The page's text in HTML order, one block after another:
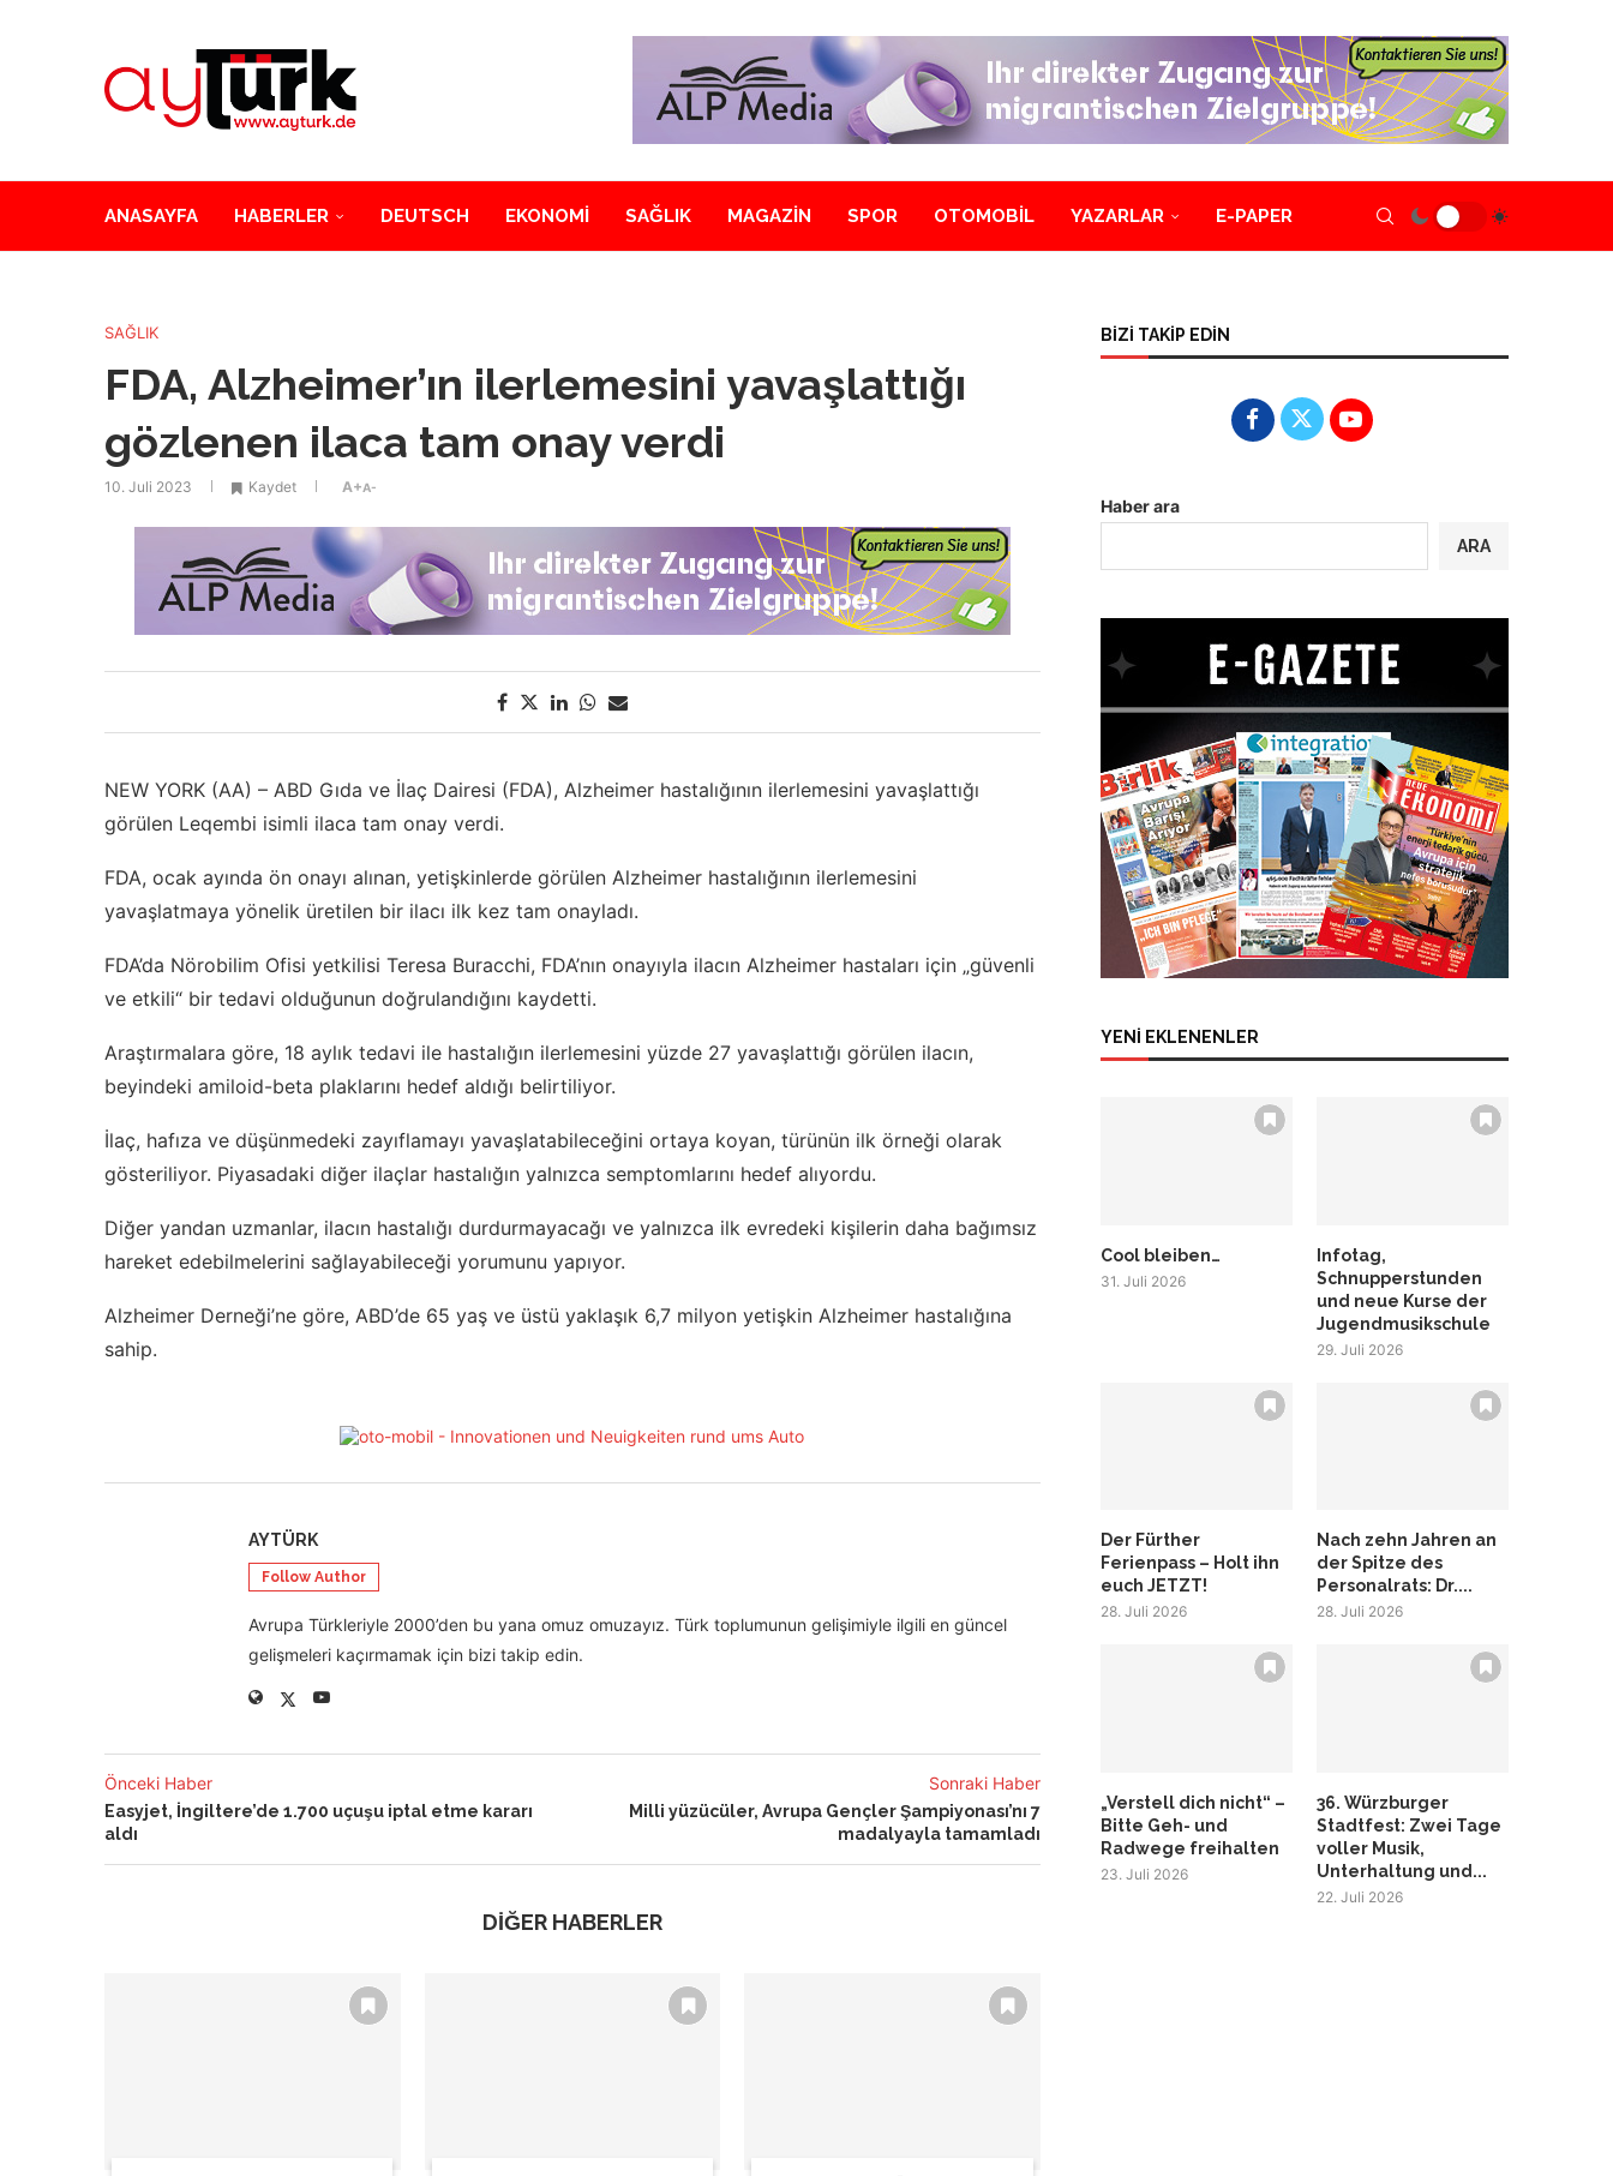
ANASAYFA HABERLER DEUTSCH EKONOMİ SAĞLIK MAGAZİN SPOR OTOMOBİL YAZARLAR E-PAPER
SAĞLIK
FDA, Alzheimer’ın ilerlemesini yavaşlattığı
gözlenen ilaca tam onay verdi
10. Juli 2023 Kaydet A+A-
NEW YORK (AA) – ABD Gıda ve İlaç Dairesi (FDA), Alzheimer hastalığının ilerlemesini yavaşlattığı
görülen Leqembi isimli ilaca tam onay verdi.
FDA, ocak ayında ön onayı alınan, yetişkinlerde görülen Alzheimer hastalığının ilerlemesini
yavaşlatmaya yönelik üretilen bir ilacı ilk kez tam onayladı.
FDA’da Nörobilim Ofisi yetkilisi Teresa Buracchi, FDA’nın onayıyla ilacın Alzheimer hastaları için „güvenli
ve etkili“ bir tedavi olduğunun doğrulandığını kaydetti.
Araştırmalara göre, 18 aylık tedavi ile hastalığın ilerlemesini yüzde 27 yavaşlattığı görülen ilacın,
beyindeki amiloid-beta plaklarını hedef aldığı belirtiliyor.
İlaç, hafıza ve düşünmedeki zayıflamayı yavaşlatabileceğini ortaya koyan, türünün ilk örneği olarak
gösteriliyor. Piyasadaki diğer ilaçlar hastalığın yalnızca semptomlarını hedef alıyordu.
Diğer yandan uzmanlar, ilacın hastalığı durdurmayacağı ve yalnızca ilk evredeki kişilerin daha bağımsız
hareket edebilmelerini sağlayabileceği yorumunu yapıyor.
Alzheimer Derneği’ne göre, ABD’de 65 yaş ve üstü yaklaşık 6,7 milyon yetişkin Alzheimer hastalığına
sahip.
AYTÜRK
Follow Author
Avrupa Türkleriyle 2000’den bu yana omuz omuzayız. Türk toplumunun gelişimiyle ilgili en güncel
gelişmeleri kaçırmamak için bizi takip edin.
Önceki Haber
Easyjet, İngiltere’de 1.700 uçuşu iptal etme kararı
aldı
Sonraki Haber
Milli yüzücüler, Avrupa Gençler Şampiyonası’nı 7
madalyayla tamamladı
DİĞER HABERLER
BİZİ TAKİP EDİN
Haber ara
ARA
YENİ EKLENENLER
Cool bleiben…
31. Juli 2026
Infotag,
Schnupperstunden
und neue Kurse der
Jugendmusikschule
29. Juli 2026
Der Fürther
Ferienpass – Holt ihn
euch JETZT!
28. Juli 2026
Nach zehn Jahren an
der Spitze des
Personalrats: Dr....
28. Juli 2026
„Verstell dich nicht“ –
Bitte Geh- und
Radwege freihalten
23. Juli 2026
36. Würzburger
Stadtfest: Zwei Tage
voller Musik,
Unterhaltung und...
22. Juli 2026